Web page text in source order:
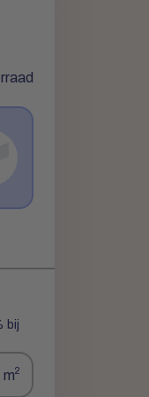
bij
m2